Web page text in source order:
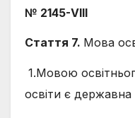
№ 2145-VIII
Стаття 7. Мова
1.Мовою
освіти є